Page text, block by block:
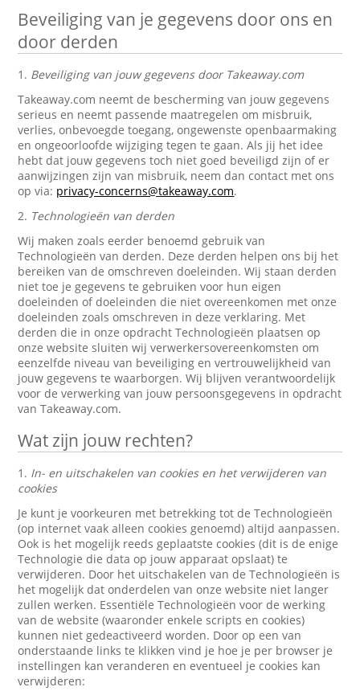
Beveiliging van je gegevens door ons en
door derden
1. Beveiliging van jouw gegevens door Takeaway.com
Takeaway.com neemt de bescherming van jouw gegevens
serieus en neemt passende maatregelen om misbruik,
verlies, onbevoegde toegang, ongewenste openbaarmaking
en ongeoorloofde wijziging tegen te gaan. Als jij het idee
hebt dat jouw gegevens toch niet goed beveiligd zijn of er
aanwijzingen zijn van misbruik, neem dan contact met ons
op via: privacy-concerns@takeaway.com.
2. Technologieën van derden
Wij maken zoals eerder benoemd gebruik van
Technologieën van derden. Deze derden helpen ons bij het
bereiken van de omschreven doeleinden. Wij staan derden
niet toe je gegevens te gebruiken voor hun eigen
doeleinden of doeleinden die niet overeenkomen met onze
doeleinden zoals omschreven in deze verklaring. Met
derden die in onze opdracht Technologieën plaatsen op
onze website sluiten wij verwerkersovereenkomsten om
eenzelfde niveau van beveiliging en vertrouwelijkheid van
jouw gegevens te waarborgen. Wij blijven verantwoordelijk
voor de verwerking van jouw persoonsgegevens in opdracht
van Takeaway.com.
Wat zijn jouw rechten?
1. In- en uitschakelen van cookies en het verwijderen van
cookies
Je kunt je voorkeuren met betrekking tot de Technologieën
(op internet vaak alleen cookies genoemd) altijd aanpassen.
Ook is het mogelijk reeds geplaatste cookies (dit is de enige
Technologie die data op jouw apparaat opslaat) te
verwijderen. Door het uitschakelen van de Technologieën is
het mogelijk dat onderdelen van onze website niet langer
zullen werken. Essentiële Technologieën voor de werking
van de website (waaronder enkele scripts en cookies)
kunnen niet gedeactiveerd worden. Door op een van
onderstaande links te klikken vind je hoe je per browser je
instellingen kan veranderen en eventueel je cookies kan
verwijderen: